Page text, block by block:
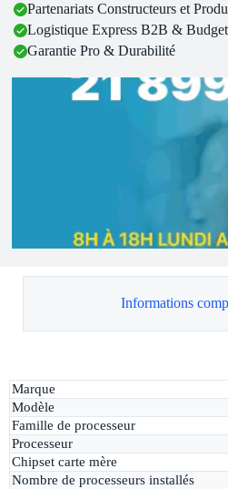
Partenariats Constructeurs et
Logistique Express B2B &
Garantie Pro & Durabilité
Informations
Marque
Modèle
Famille de processeur
Processeur
Chipset carte mère
Nombre de processeurs installés